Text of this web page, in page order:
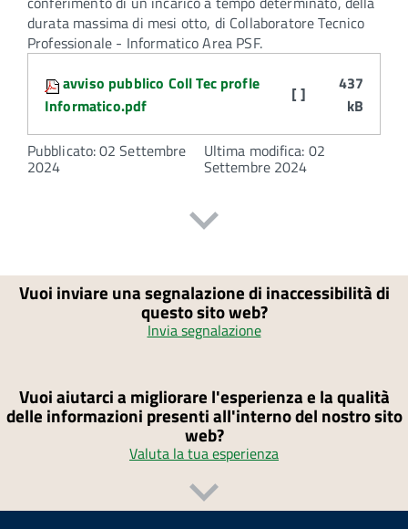
durata massima di mesi otto, di Collaboratore Tecnico
Professionale - Informatico Area PSF.
avviso pubblico Coll Tec profle
Informatico.pdf
[ ]
437
kB
Pubblicato: 02 Settembre
2024
Ultima modifica: 02
Settembre 2024
Vuoi inviare una segnalazione di inaccessibilità di
questo sito web?
Invia segnalazione
Vuoi aiutarci a migliorare l'esperienza e la qualità
delle informazioni presenti all'interno del nostro sito
web?
Valuta la tua esperienza